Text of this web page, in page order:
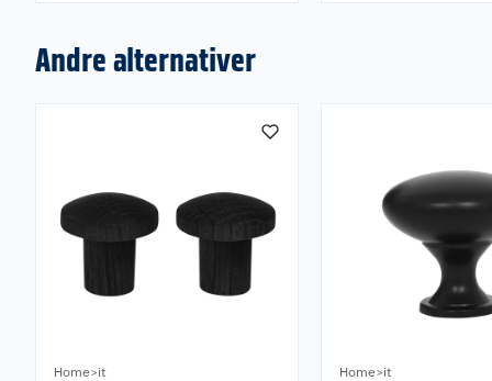
Andre alternativer
Home>it Home>it